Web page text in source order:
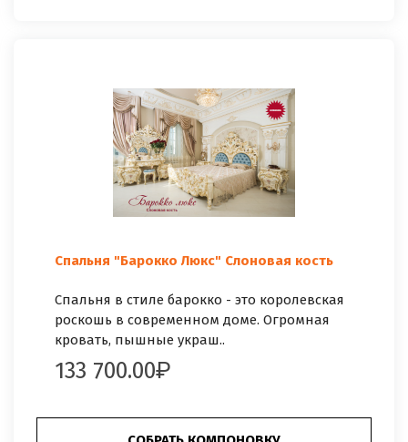
Спальня "Барокко Люкс" Слоновая кость
Спальня в стиле барокко - это королевская
роскошь в современном доме. Огромная
кровать, пышные украш..
133 700.00